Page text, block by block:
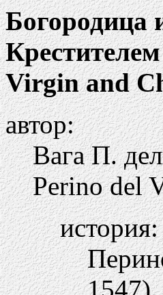
Крестителем
Virgin and
автор:
Вага П.
Perino del
история: